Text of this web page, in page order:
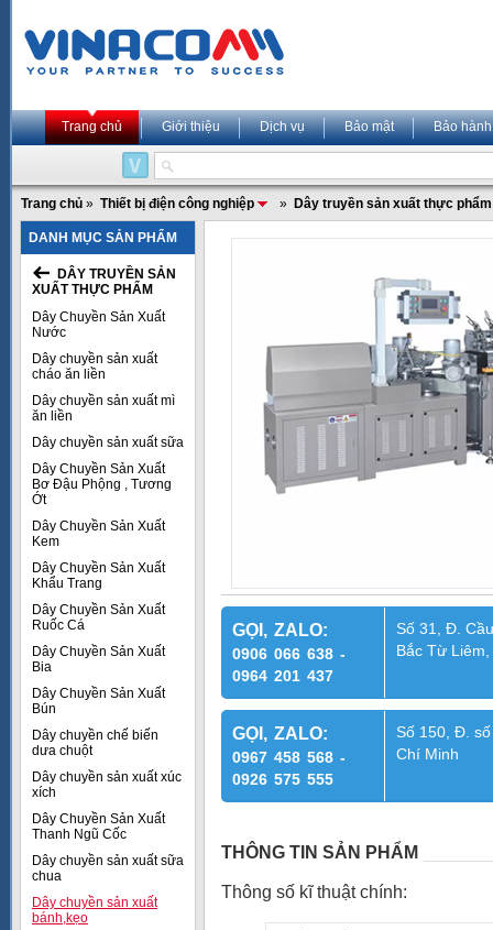
Trang chủ Giới thiệu Dịch vụ Bảo mật Bảo hành
Trang chủ » Thiết bị điện công nghiệp » Dây truyền sản xuất thực phẩm
DANH MỤC SẢN PHẨM
DÂY TRUYỀN SẢN
XUẤT THỰC PHẨM
Dây Chuyền Sản Xuất
Nước
Dây chuyền sản xuất
cháo ăn liền
Dây chuyền sản xuất mì
ăn liền
Dây chuyền sản xuất sữa
Dây Chuyền Sản Xuất
Bơ Đậu Phộng , Tương
Ớt
Dây Chuyền Sản Xuất
Kem
Dây Chuyền Sản Xuất
Khẩu Trang
Dây Chuyền Sản Xuất
Ruốc Cá
Dây Chuyền Sản Xuất
Bia
Dây Chuyền Sản Xuất
Bún
Dây chuyền chế biến
dưa chuột
Dây chuyền sản xuất xúc
xích
Dây Chuyền Sản Xuất
Thanh Ngũ Cốc
Dây chuyền sản xuất sữa
chua
Dây chuyền sản xuất
bánh,kẹo
GỌI, ZALO:
0906 066 638 -
0964 201 437
Số 31, Đ.
Bắc Từ
GỌI, ZALO:
0967 458 568 -
0926 575 555
Số 150, Đ.
Chí Minh
THÔNG TIN SẢN PHẨM
Thông số kĩ thuật chính: